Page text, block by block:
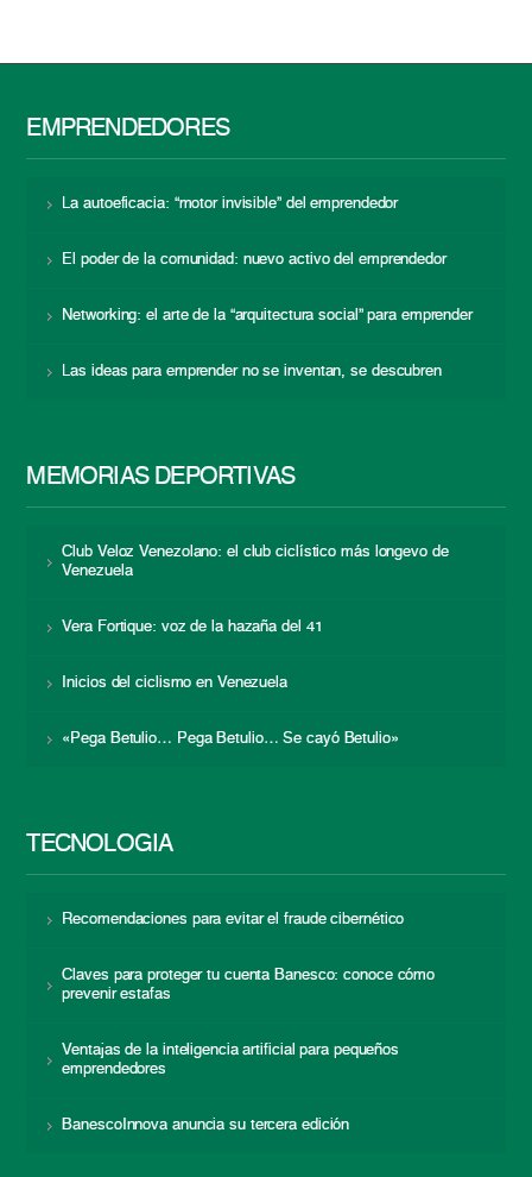
EMPRENDEDORES
La autoeficacia: “motor invisible” del emprendedor
El poder de la comunidad: nuevo activo del emprendedor
Networking: el arte de la “arquitectura social” para emprender
Las ideas para emprender no se inventan, se descubren
MEMORIAS DEPORTIVAS
Club Veloz Venezolano: el club ciclístico más longevo de
Venezuela
Vera Fortique: voz de la hazaña del 41
Inicios del ciclismo en Venezuela
«Pega Betulio… Pega Betulio… Se cayó Betulio»
TECNOLOGÍA
Recomendaciones para evitar el fraude cibernético
Claves para proteger tu cuenta Banesco: conoce cómo
prevenir estafas
Ventajas de la inteligencia artificial para pequeños
emprendedores
BanescoInnova anuncia su tercera edición